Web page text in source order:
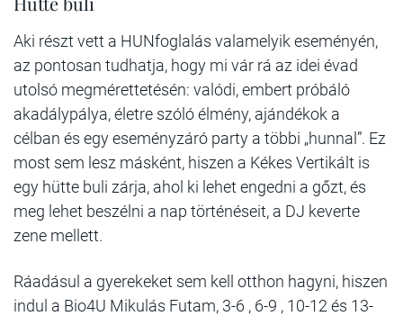
Aki részt vett a HUNfoglalás valamelyik eseményén,
az pontosan tudhatja, hogy mi vár rá az idei évad
utolsó megmérettetésén: valódi, embert próbáló
akadálypálya, életre szóló élmény, ajándékok a
célban és egy eseményzáró party a többi „hunnal”. Ez
most sem lesz másként, hiszen a Kékes Vertikált is
egy hütte buli zárja, ahol ki lehet engedni a gőzt, és
meg lehet beszélni a nap történéseit, a DJ keverte
zene mellett.
Ráadásul a gyerekeket sem kell otthon hagyni, hiszen
indul a Bio4U Mikulás Futam, 3-6 , 6-9 , 10-12 és 13-